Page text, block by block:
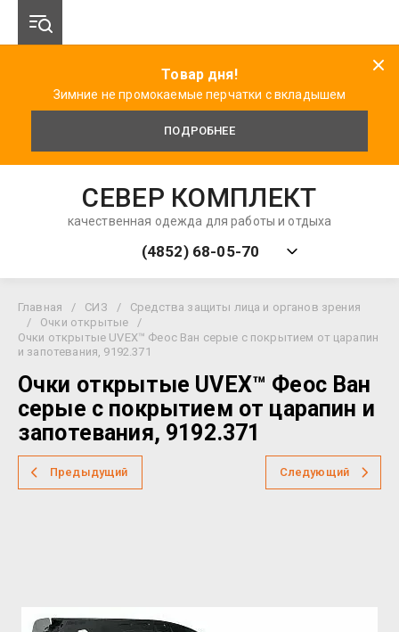
Товар дня!
Зимние не промокаемые перчатки с вкладышем
ПОДРОБНЕЕ
СЕВЕР КОМПЛЕКТ
качественная одежда для работы и отдыха
(4852) 68-05-70
Главная / СИЗ /
Средства защиты лица и органов зрения
/
Очки открытые
/
Очки открытые UVEX™ Феос Ван серые с покрытием от царапин
и запотевания, 9192.371
Очки открытые UVEX™ Феос Ван
серые с покрытием от царапин и
запотевания, 9192.371
Предыдущий Следующий